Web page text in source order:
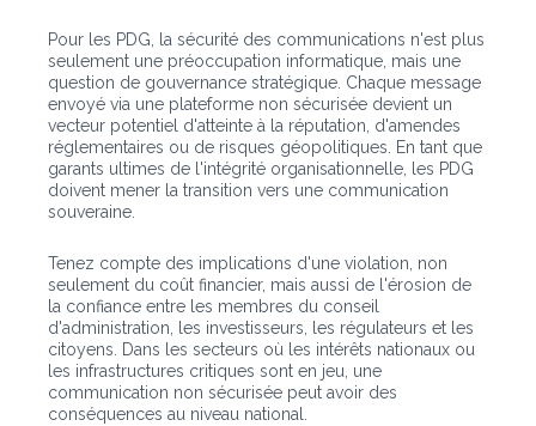
Pour les PDG, la sécurité des communications n'est plus
seulement une préoccupation informatique, mais une
question de gouvernance stratégique. Chaque message
envoyé via une plateforme non sécurisée devient un
vecteur potentiel d'atteinte à la réputation, d'amendes
réglementaires ou de risques géopolitiques. En tant que
garants ultimes de l'intégrité organisationnelle, les PDG
doivent mener la transition vers une communication
souveraine.
Tenez compte des implications d'une violation, non
seulement du coût financier, mais aussi de l'érosion de
la confiance entre les membres du conseil
d'administration, les investisseurs, les régulateurs et les
citoyens. Dans les secteurs où les intérêts nationaux ou
les infrastructures critiques sont en jeu, une
communication non sécurisée peut avoir des
conséquences au niveau national.